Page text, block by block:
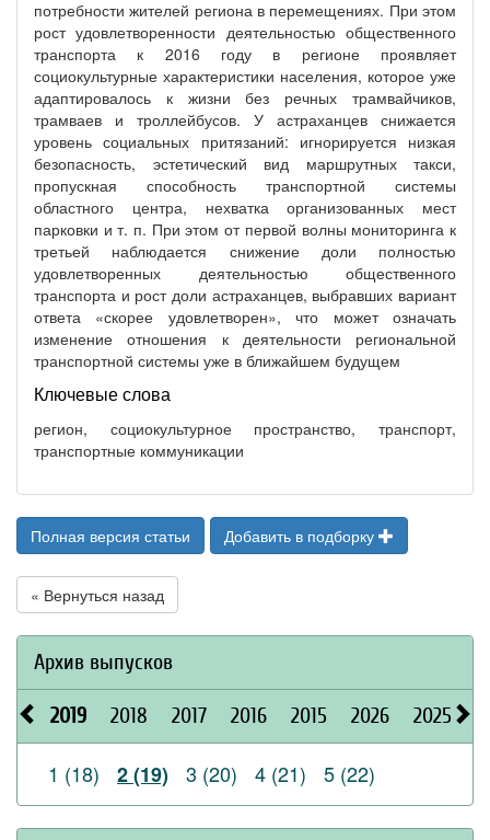
потребности жителей региона в перемещениях. При этом
рост удовлетворенности деятельностью общественного
транспорта к 2016 году в регионе проявляет
социокультурные характеристики населения, которое уже
адаптировалось к жизни без речных трамвайчиков,
трамваев и троллейбусов. У астраханцев снижается
уровень социальных притязаний: игнорируется низкая
безопасность, эстетический вид маршрутных такси,
пропускная способность транспортной системы
областного центра, нехватка организованных мест
парковки и т. п. При этом от первой волны мониторинга к
третьей наблюдается снижение доли полностью
удовлетворенных деятельностью общественного
транспорта и рост доли астраханцев, выбравших вариант
ответа «скорее удовлетворен», что может означать
изменение отношения к деятельности региональной
транспортной системы уже в ближайшем будущем
Ключевые слова
регион, социокультурное пространство, транспорт,
транспортные коммуникации
Полная версия статьи Добавить в подборку
« Вернуться назад
Архив выпусков
2019 2018 2017 2016 2015 2026 2025
1 (18) 2 (19) 3 (20) 4 (21) 5 (22)